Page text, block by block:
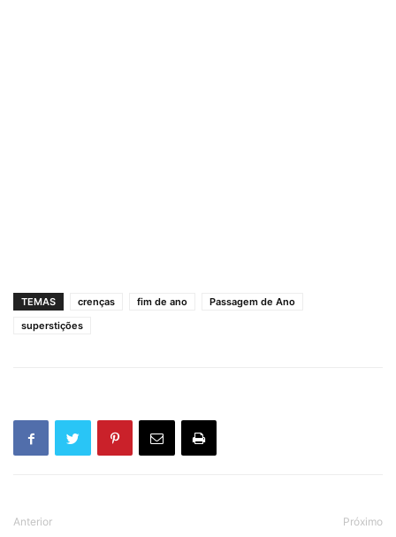
TEMAS crenças fim de ano
Passagem de Ano
superstições
Anterior Próximo